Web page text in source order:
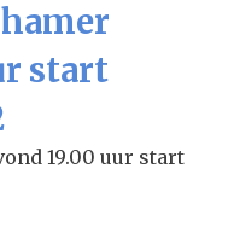
start
19.00 uur start